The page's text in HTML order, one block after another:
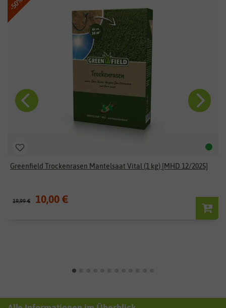
-50%
Greenfield Trockenrasen Mantelsaat Vital (1 kg) [MHD 12/2025]
19,99 € 10,00 €